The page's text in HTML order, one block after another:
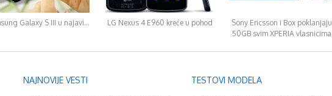
Galaxy S III u najavi… LG Nexus 4 E960 kreće u pohod
Sony Ericsson i Box poklanjaju
50GB svim XPERIA vlasnicima
NAJNOVIJE VESTI TESTOVI MODELA